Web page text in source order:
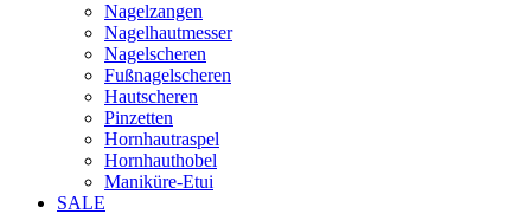
Nagelzangen
Nagelhautmesser
Nagelscheren
Fußnagelscheren
Hautscheren
Pinzetten
Hornhautraspel
Hornhauthobel
Maniküre-Etui
SALE